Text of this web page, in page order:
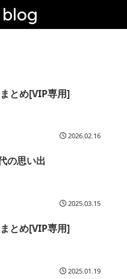
とめ[VIP専用]
2026.02.16
の思い出
2025.03.15
とめ[VIP専用]
2025.01.19